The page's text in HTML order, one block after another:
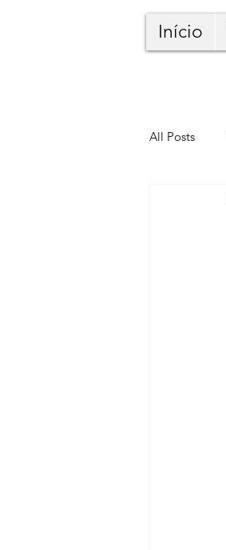
Início
All Posts